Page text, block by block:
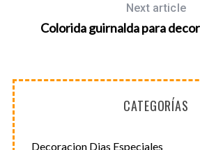
Next article
Colorida guirnalda para
CATEGORÍAS
Decoracion Dias Especiales